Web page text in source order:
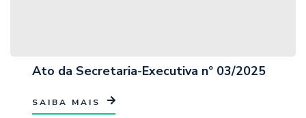
Ato da Secretaria-Executiva nº 03/2025
SAIBA MAIS